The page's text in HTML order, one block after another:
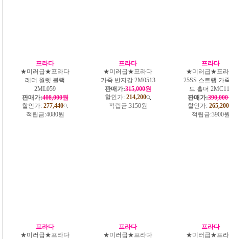
프라다
★미러급★프라다
레더 월렛 블랙
2ML059
판매가:408,000원
할인가: 277,440
적립금:4080원
프라다
★미러급★프라다
가죽 반지갑 2M0513
판매가:315,000원
할인가: 214,200
적립금:3150원
프라다
★미러급★프
25SS 스트랩 가
드 홀더
판매가:
할인가: 265,200
적립금:3900
프라다
★미러급★프라다
프라다
★미러급★프라다
프라다
★미러급★프